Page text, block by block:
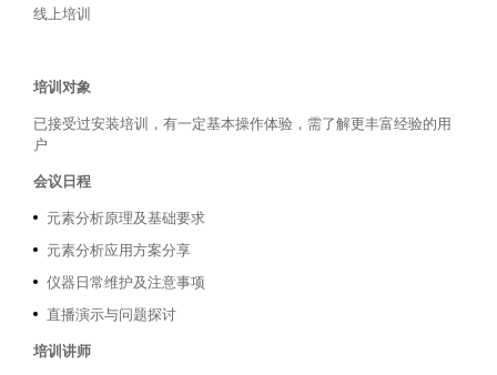
线上培训
培训对象
已接受过安装培训，有一定基本操作体验，需了解更丰富经验的用
户
会议日程
元素分析原理及基础要求
元素分析应用方案分享
仪器日常维护及注意事项
直播演示与问题探讨
培训讲师